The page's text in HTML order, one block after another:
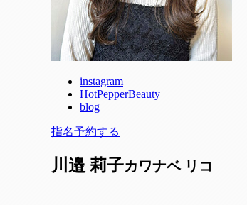
instagram
HotPepperBeauty
blog
指名予約する
川邉 莉子カワナベ リコ